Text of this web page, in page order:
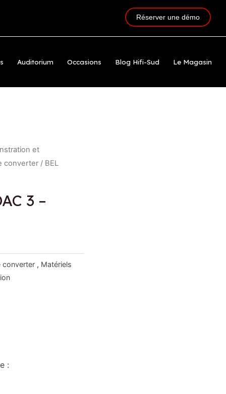
Réserver une démo
Auditorium Occasions Blog Hifi-Sud Le Magasin
et
converter / BEL
3 –
converter , Matériels
: